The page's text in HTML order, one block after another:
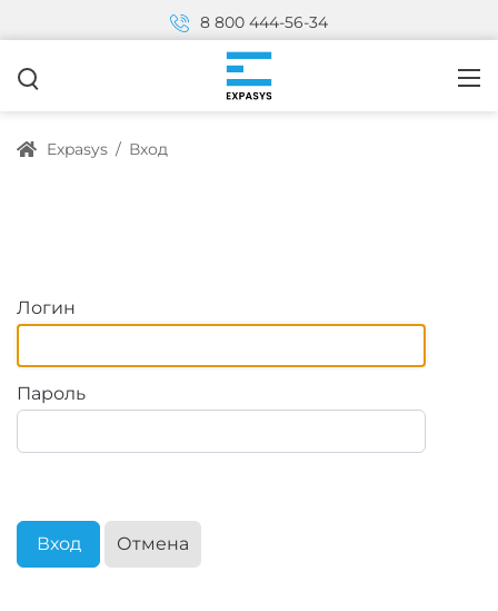
8 800 444-56-34
Expasys / Вход
Логин
Пароль
Вход Отмена